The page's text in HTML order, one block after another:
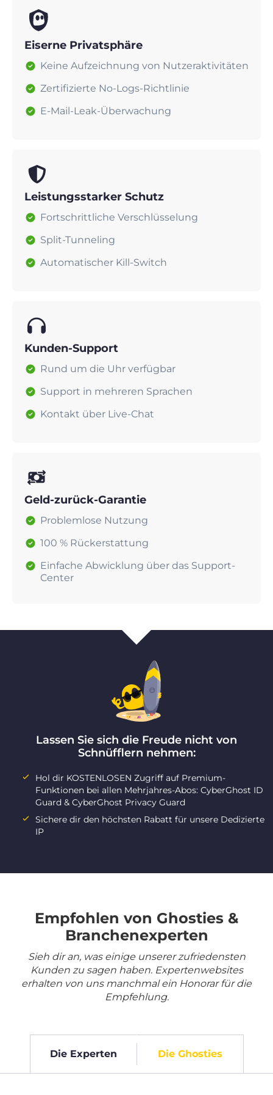
Eiserne Privatsphäre
Keine Aufzeichnung von Nutzeraktivitäten
Zertifizierte No-Logs-Richtlinie
E-Mail-Leak-Überwachung
Leistungsstarker Schutz
Fortschrittliche Verschlüsselung
Split-Tunneling
Automatischer Kill-Switch
Kunden-Support
Rund um die Uhr verfügbar
Support in mehreren Sprachen
Kontakt über Live-Chat
Geld-zurück-Garantie
Problemlose Nutzung
100 % Rückerstattung
Einfache Abwicklung über das Support-
Center
Lassen Sie sich die Freude nicht von
Schnüfflern nehmen:
Hol dir KOSTENLOSEN Zugriff auf Premium-
Funktionen bei allen Mehrjahres-Abos: CyberGhost ID
Guard & CyberGhost Privacy Guard
Sichere dir den höchsten Rabatt für unsere Dedizierte
IP
Empfohlen von Ghosties &
Branchenexperten
Sieh dir an, was einige unserer zufriedensten
Kunden zu sagen haben. Expertenwebsites
erhalten von uns manchmal ein Honorar für die
Empfehlung.
Die Experten Die Ghosties